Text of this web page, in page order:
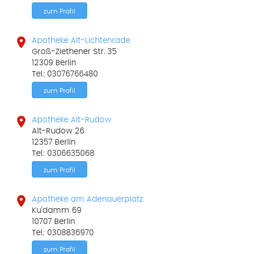
zum Profil

Apotheke Alt-Lichtenrade
Groß-Ziethener Str. 35
12309 Berlin
Tel.: 03076766480
zum Profil

Apotheke Alt-Rudow
Alt-Rudow 26
12357 Berlin
Tel.: 0306635068
zum Profil

Apotheke am Adenauerplatz
Ku'damm 69
10707 Berlin
Tel.: 0308836970
zum Profil